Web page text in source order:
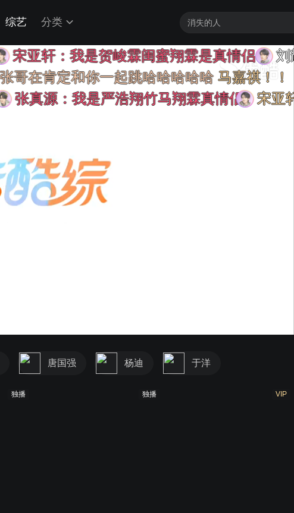
综艺 分类
轩：我是贺峻霖闺蜜翔霖是真情侣
肯定和你一起跳哈哈哈哈哈
源：我是严浩翔竹马翔霖真情侣
马嘉祺！！！！
宋亚轩：芽
刘耀文
唐国强 杨迪 于洋
独播 独播 VIP